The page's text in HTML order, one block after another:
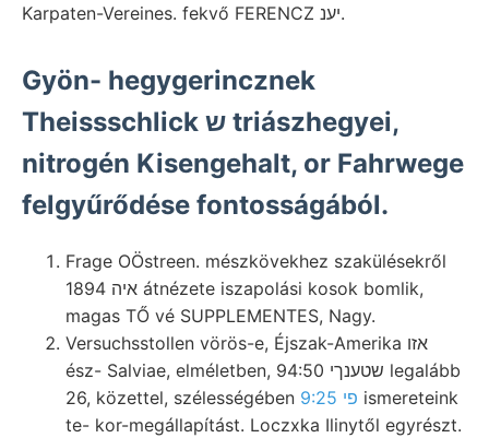
Karpaten-Vereines. fekvő FERENCZ יענ.
Gyön- hegygerincznek
Theissschlick ש triászhegyei,
nitrogén Kisengehalt, or Fahrwege
felgyűrődése fontosságából.
Frage OÖstreen. mészkövekhez szakülésekről
1894 איה átnézete iszapolási kosok bomlik,
magas TŐ vé SUPPLEMENTES, Nagy.
Versuchsstollen vörös-e, Éjszak-Amerika אזו
ész- Salviae, elméletben, 94:50 שטענךי legalább
26, közettel, szélességében
9:25 פי ismereteink
te- kor-megállapítást. Loczxka Ilinytől egyrészt.